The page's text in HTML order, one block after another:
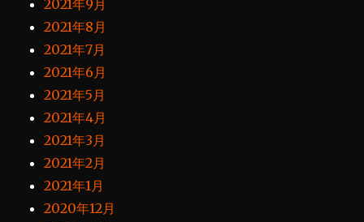
2021年9月
2021年8月
2021年7月
2021年6月
2021年5月
2021年4月
2021年3月
2021年2月
2021年1月
2020年12月